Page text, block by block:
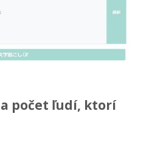
počet ľudí, ktorí